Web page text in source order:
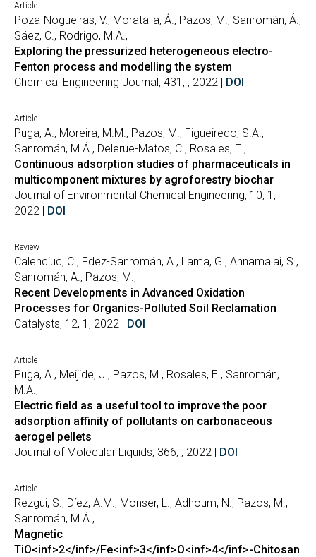
Article
Poza-Nogueiras, V., Moratalla, Á., Pazos, M., Sanromán, Á.,
Sáez, C., Rodrigo, M.A.,
Exploring the pressurized heterogeneous electro-
Fenton process and modelling the system
Chemical Engineering Journal, 431, , 2022 | DOI
Article
Puga, A., Moreira, M.M., Pazos, M., Figueiredo, S.A.,
Sanromán, M.Á., Delerue-Matos, C., Rosales, E.,
Continuous adsorption studies of pharmaceuticals in
multicomponent mixtures by agroforestry biochar
Journal of Environmental Chemical Engineering, 10, 1,
2022 | DOI
Review
Calenciuc, C., Fdez-Sanromán, A., Lama, G., Annamalai, S.,
Sanromán, A., Pazos, M.,
Recent Developments in Advanced Oxidation
Processes for Organics-Polluted Soil Reclamation
Catalysts, 12, 1, 2022 | DOI
Article
Puga, A., Meijide, J., Pazos, M., Rosales, E., Sanromán,
M.A.,
Electric field as a useful tool to improve the poor
adsorption affinity of pollutants on carbonaceous
aerogel pellets
Journal of Molecular Liquids, 366, , 2022 | DOI
Article
Rezgui, S., Díez, A.M., Monser, L., Adhoum, N., Pazos, M.,
Sanromán, M.Á.,
Magnetic
TiO<inf>2</inf>/Fe<inf>3</inf>O<inf>4</inf>-Chitosan